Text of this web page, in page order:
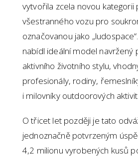
vytvořila zcela novou
všestranného vozu pro
označovanou jako
nabídl ideální model navržený
aktivního životního stylu,
profesionály, rodiny,
i milovníky outdoorových aktivit.
O třicet let později je tato
jednoznačně potvrzeným
4,2 milionu vyrobených kusů